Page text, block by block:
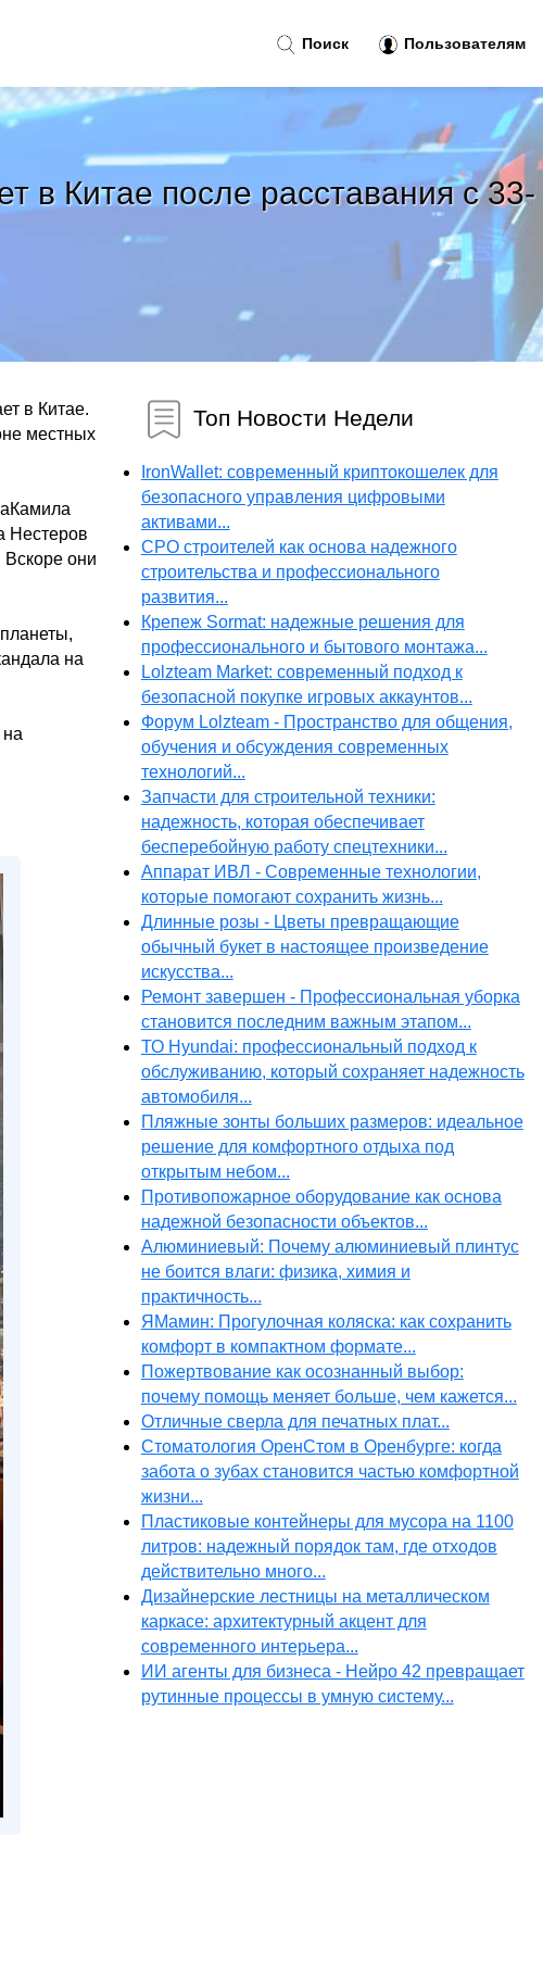
в Китае после расставания с 33-
в Китае.
местных
Нестеров
они
на
Топ Новости Недели
IronWallet: современный криптокошелек для
безопасного управления цифровыми
активами...
СРО строителей как основа надежного
строительства и профессионального
развития...
Крепеж Sormat: надежные решения для
профессионального и бытового монтажа...
Lolzteam Market: современный подход к
безопасной покупке игровых аккаунтов...
Форум Lolzteam - Пространство для общения,
обучения и обсуждения современных
технологий...
Запчасти для строительной техники:
надежность, которая обеспечивает
бесперебойную работу спецтехники...
Аппарат ИВЛ - Современные технологии,
которые помогают сохранить жизнь...
Длинные розы - Цветы превращающие
обычный букет в настоящее произведение
искусства...
Ремонт завершен - Профессиональная уборка
становится последним важным этапом...
ТО Hyundai: профессиональный подход к
обслуживанию, который сохраняет надежность
автомобиля...
Пляжные зонты больших размеров: идеальное
решение для комфортного отдыха под
открытым небом...
Противопожарное оборудование как основа
надежной безопасности объектов...
Алюминиевый: Почему алюминиевый плинтус
не боится влаги: физика, химия и
практичность...
ЯМамин: Прогулочная коляска: как сохранить
комфорт в компактном формате...
Пожертвование как осознанный выбор:
почему помощь меняет больше, чем кажется...
Отличные сверла для печатных плат...
Стоматология ОренСтом в Оренбурге: когда
забота о зубах становится частью комфортной
жизни...
Пластиковые контейнеры для мусора на 1100
литров: надежный порядок там, где отходов
действительно много...
Дизайнерские лестницы на металлическом
каркасе: архитектурный акцент для
современного интерьера...
ИИ агенты для бизнеса - Нейро 42 превращает
рутинные процессы в умную систему...
Поиск Пользователям